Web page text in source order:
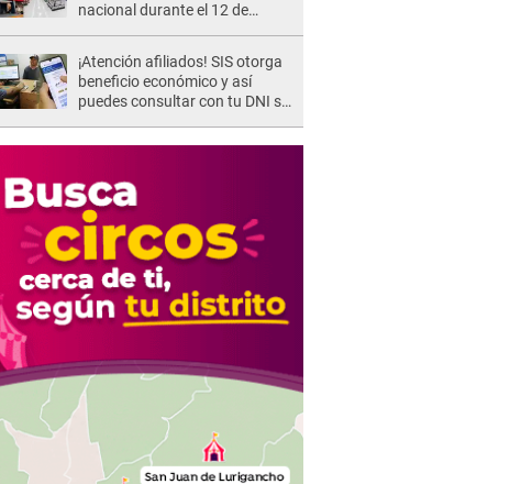
nacional durante el 12 de
¡Atención afiliados! SIS otorga
beneficio económico y así
puedes consultar con tu DNI si